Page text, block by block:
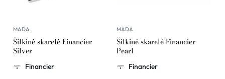
MADA
Šilkinė skarelė Financier
Silver
Financier
MADA
Šilkinė skarelė Financier
Pearl
Financier